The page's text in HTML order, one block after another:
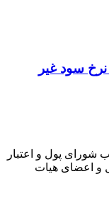
سود غیر
شورای پول و اعتبار
و اعضای هیات